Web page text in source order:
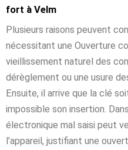
fort à Velm
Plusieurs raisons peuvent
nécessitant une Ouverture
vieillissement naturel des
dérèglement ou une usure
Ensuite, il arrive que la clé
impossible son insertion.
électronique mal saisi peut
l’appareil, justifiant une